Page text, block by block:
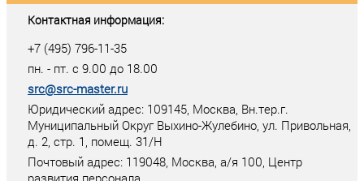
Контактная информация:
+7 (495) 796-11-35
пн. - пт. с 9.00 до 18.00
src@src-master.ru
Юридический адрес: 109145, Москва, Вн.тер.г.
Муниципальный Округ Выхино-Жулебино, ул. Привольная,
д. 2, стр. 1, помещ. 31/Н
Почтовый адрес: 119048, Москва, а/я 100, Центр
развития персонала